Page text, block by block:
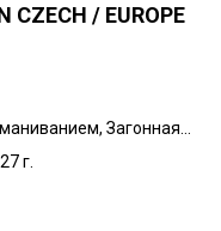
CZECH / EUROPE
г.